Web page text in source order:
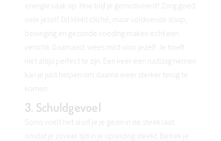
energie vaak op. Hoe blijf je gemotiveerd? Zorg goed
voor jezelf. Dit klinkt cliché, maar voldoende slaap,
beweging en gezonde voeding maken echt een
verschil. Daarnaast: wees mild voor jezelf. Je hoeft
niet altijd perfect te zijn. Een keer een rustdag nemen
kan je juist helpen om daarna weer sterker terug te
komen.
3. Schuldgevoel
Soms voelt het alsof je je gezin in de steek laat
omdat je zoveel tijd in je opleiding steekt. Betrek je